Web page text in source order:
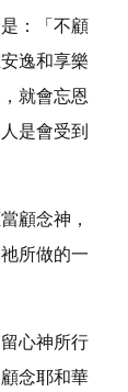
：「不顧
逸和享樂
就會忘恩
是會受到
顧念神，
所做的一
心神所行
念耶和華